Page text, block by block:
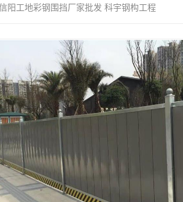
阳工地彩钢围挡厂家批发 科宇钢构工程